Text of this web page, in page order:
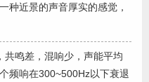
种近景的声音厚实的感觉，
鸣差，混响少，声能平均
频响在300~500Hz以下衰退